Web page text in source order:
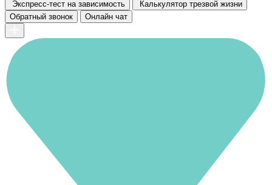
Экспресс-тест на зависимость
Калькулятор трезвой жизни
Обратный звонок
Онлайн чат